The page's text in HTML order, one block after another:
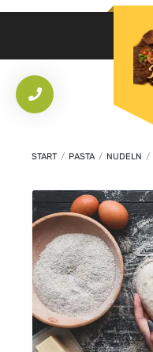
START / PASTA / NUDELN /